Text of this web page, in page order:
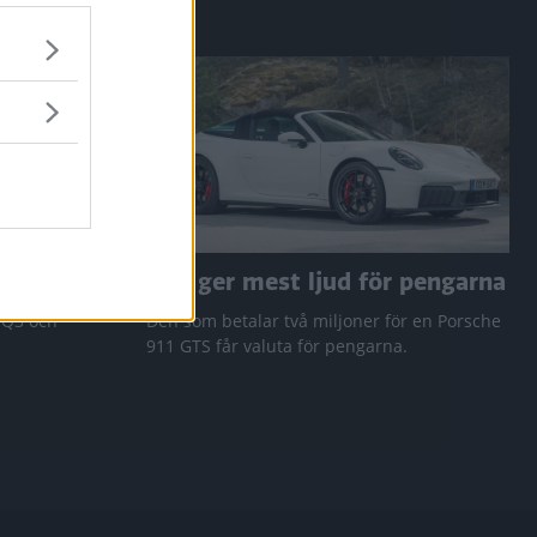
och
Den ger mest ljud för pengarna
Den som betalar två miljoner för en Porsche
911 GTS får valuta för pengarna.